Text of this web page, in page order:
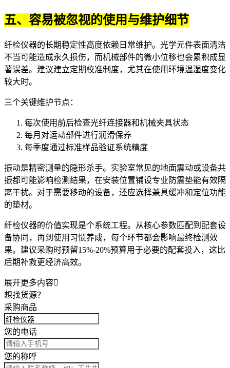
五、容易被忽视的使用与维护细节
纤检仪器的长期稳定性高度依赖日常维护。光学元件表面清洁
不当可能造成永久损伤，而机械部件的微小位移也会累积成显
著误差。建议建立定期校准制度，尤其在使用环境温湿度变化
较大时。
三个关键维护节点：
每次使用前后检查光纤连接器和机械夹具状态
每月对运动部件进行润滑保养
每季度通过标准样品验证系统精度
振动是精密测量的隐形杀手。实验室常见的地面震动或设备共
振都可能影响检测结果，在安装位置铺设专业防震垫能有效隔
离干扰。对于需要移动的设备，还应选择兼具缓冲和定位功能
的垫材。
纤检仪器的价值实现是个系统工程。从核心参数匹配到配套设
备协同，再到使用习惯养成，每个环节都会影响最终检测效
果。建议采购时预留15%-20%预算用于必要的配套投入，这比
后期补救更经济高效。
展开更多内容
想找货源？
采购商品
您的电话
您的称呼